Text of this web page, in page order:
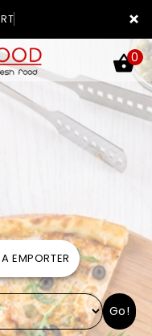
×
0
A EMPORTER
Go!